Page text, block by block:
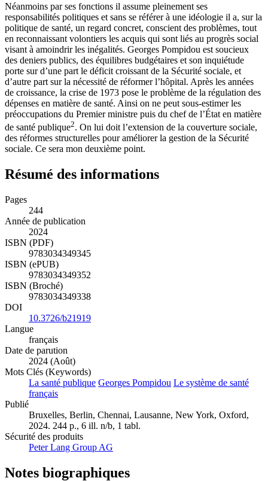
Néanmoins par ses fonctions il assume pleinement ses
responsabilités politiques et sans se référer à une idéologie il a, sur la
politique de santé, un regard concret, conscient des problèmes, tout
en reconnaissant volontiers les acquis qui sont liés au progrès social
visant à amoindrirles inégalités. Georges Pompidou est soucieux
des deniers publics, des équilibres budgétaires et son inquiétude
porte sur d’une part le déficit croissant de la Sécurité sociale, et
d’autre part sur la nécessité de réformer l’hôpital. Après les années
de croissance, la crise de 1973 pose le problème de la régulation des
dépenses en matière de santé. Ainsi on ne peut sous-estimer les
préoccupations du Premier ministre puis du chef de l’État en matière
de santé publique2. On lui doit l’extension de la couverture sociale,
des réformes structurelles pour améliorer la gestion de la Sécurité
sociale. Ce sera mon deuxième point.
Résumé des informations
Pages
244
Année de publication
2024
ISBN (PDF)
9783034349345
ISBN (ePUB)
9783034349352
ISBN (Broché)
9783034349338
DOI
10.3726/b21919
Langue
français
Date de parution
2024 (Août)
Mots Clés (Keywords)
La santé publique Georges Pompidou Le système de santé
français
Publié
Bruxelles, Berlin, Chennai, Lausanne, New York, Oxford,
2024. 244 p., 6 ill. n/b, 1 tabl.
Sécurité des produits
Peter Lang Group AG
Notes biographiques